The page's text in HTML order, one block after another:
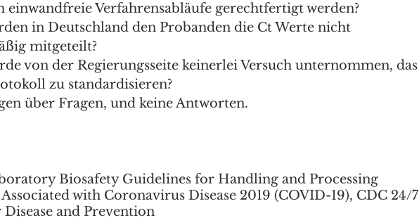
einwandfreie Verfahrensabläufe gerechtfertigt werden?
in Deutschland den Probanden die Ct Werte nicht
mitgeteilt?
von der Regierungsseite keinerlei Versuch unternommen, das
zu standardisieren?
über Fragen, und keine Antworten.
Biosafety Guidelines for Handling and Processing
with Coronavirus Disease 2019 (COVID-19), CDC 24/7
Disease and Prevention